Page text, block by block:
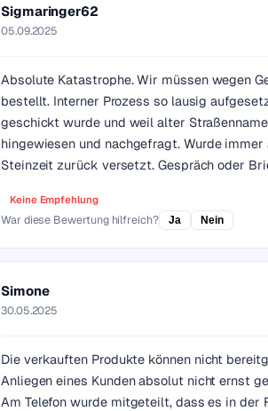
Sigmaringer62
05.09.2025
Absolute Katastrophe. Wir müssen wegen
bestellt. Interner Prozess so lausig
geschickt wurde und weil alter
hingewiesen und nachgefragt. Wurde
Steinzeit zurück versetzt. Gespräch oder
Keine Empfehlung
War diese Bewertung hilfreich? Ja Nein
Simone
30.05.2025
Die verkauften Produkte können nicht
Anliegen eines Kunden absolut nicht ernst
Am Telefon wurde mitgeteilt, dass es in der